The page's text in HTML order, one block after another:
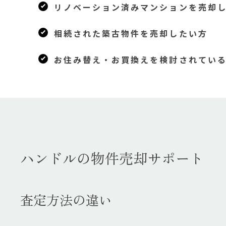
リノベーション済みマンションを売却
相続された築古物件を売却したい方
お住み替え・お買換えを検討されてい
ハンドルの物件売却サポート
査定方法の違い